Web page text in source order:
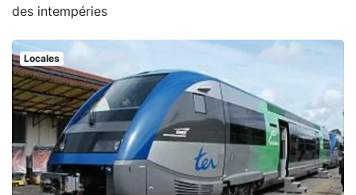
des intempéries
Locales